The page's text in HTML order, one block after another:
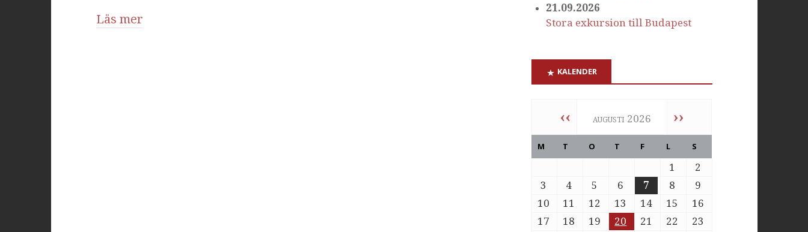
Läs mer
21.09.2026
Stora exkursion till Budapest
KALENDER
‹‹ augusti 2026 ››
M T O T F L S
1
2
3
4 5 6 7 8
9
10
11 12 13 14 15
16
17
18 19 20 21 22
23